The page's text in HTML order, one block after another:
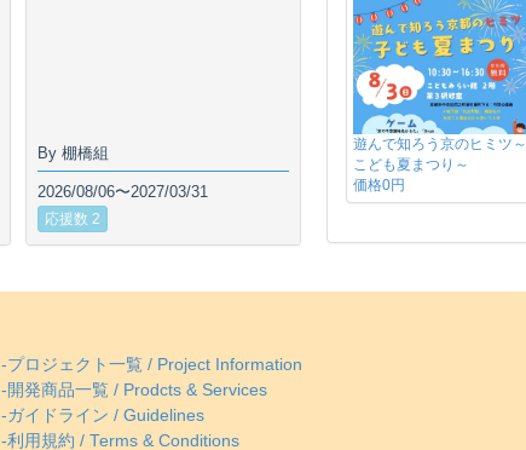
By 棚橋組
2026/08/06〜2027/03/31
応援数 2
遊んで知ろう京のヒミツ～
こども夏まつり～
価格0円
-プロジェクト一覧 / Project Information
-開発商品一覧 / Prodcts & Services
-ガイドライン / Guidelines
-利用規約 / Terms & Conditions